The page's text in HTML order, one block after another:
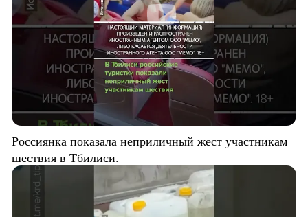
Россиянка показала неприличный жест участникам
шествия в Тбилиси.